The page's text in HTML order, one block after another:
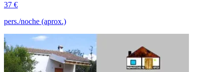
37 €
pers./noche (aprox.)